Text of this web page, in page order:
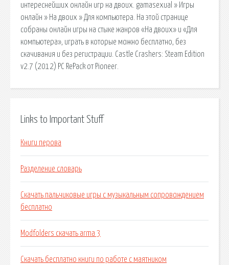
интереснейших онлайн игр на двоих. gamasexual » Игры
онлайн » На двоих » Для компьютера. На этой странице
собраны онлайн игры на стыке жанров «На двоих» и «Для
компьютера», играть в которые можно бесплатно, без
скачивания и без регистрации. Castle Crashers: Steam Edition
v2.7 (2012) PC RePack от Pioneer.
Links to Important Stuff
Книги перова
Разделение словарь
Скачать пальчиковые игры с музыкальным сопровождением
бесплатно
Modfolders скачать arma 3
Скачать бесплатно книги по работе с маятником